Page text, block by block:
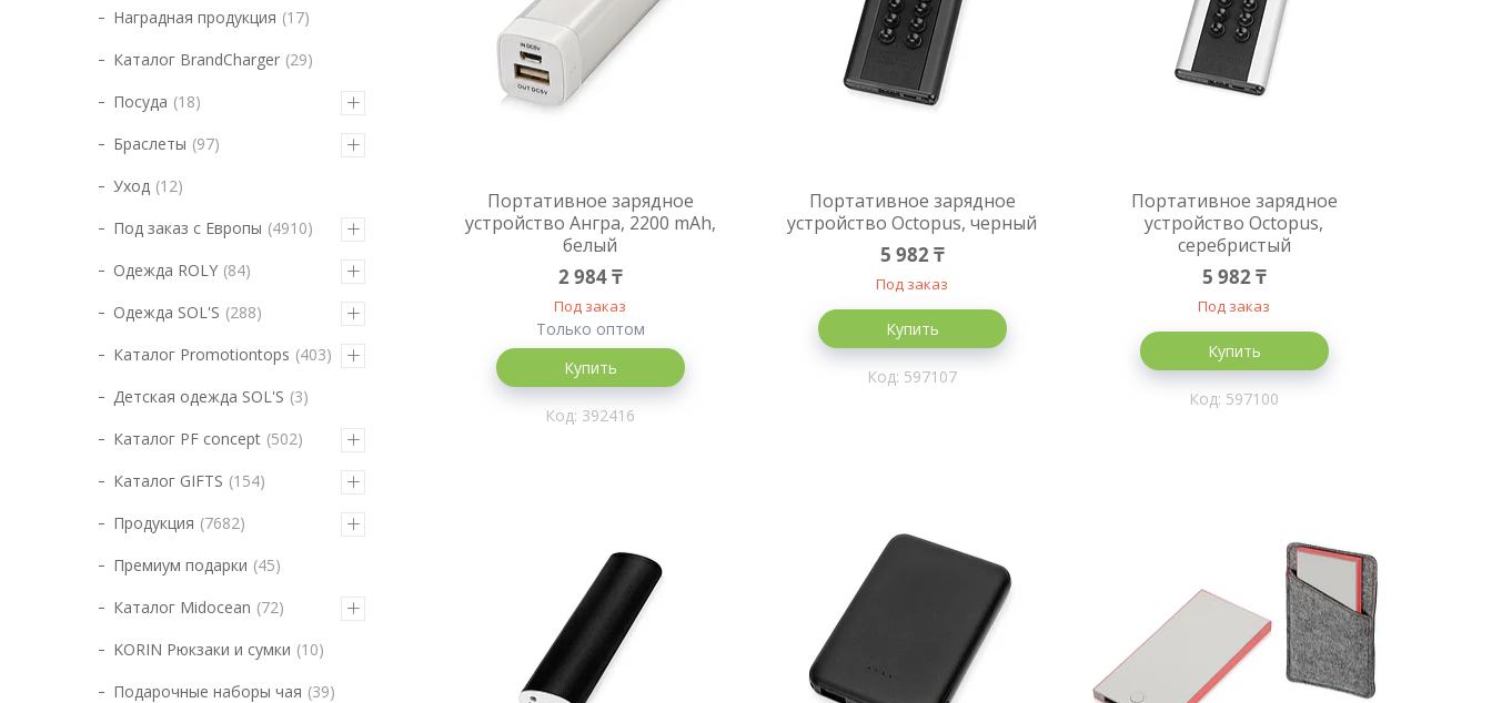
Портативное зарядное
устройство Ангра, 2200 mAh,
белый
2 984 ₸
Под заказ
Только оптом
Купить
392416
Портативное зарядное
устройство Octopus, черный
5 982 ₸
Под заказ
Купить
597107
Портативное зарядное
устройство Octopus,
серебристый
5 982 ₸
Под заказ
Купить
597100
Наградная продукция 17
Каталог BrandCharger 29
Посуда 18
Браслеты 97
Уход 12
Под заказ с Европы 4910
Одежда ROLY 84
Одежда SOL'S 288
Каталог Promotiontops 403
Детская одежда SOL'S 3
Каталог PF concept 502
Каталог GIFTS 154
Продукция 7682
Премиум подарки 45
Каталог Midocean 72
KORIN Рюкзаки и сумки 10
Подарочные наборы чая 39